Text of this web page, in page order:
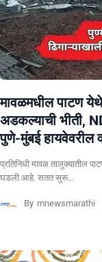
मावळमधील पाटण
अडकल्याची भीती,
पुणे-मुंबई हायवेवरील
​प्रतिनिधी मावळ तालुक्यातील
घडली आहे. सतत सुरू…
By mnewsmarathi